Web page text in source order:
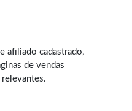
afiliado cadastrado,
de vendas